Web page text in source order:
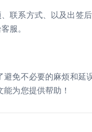
联系方式、以及出签
服。
免不必要的麻烦和延
为您提供帮助！